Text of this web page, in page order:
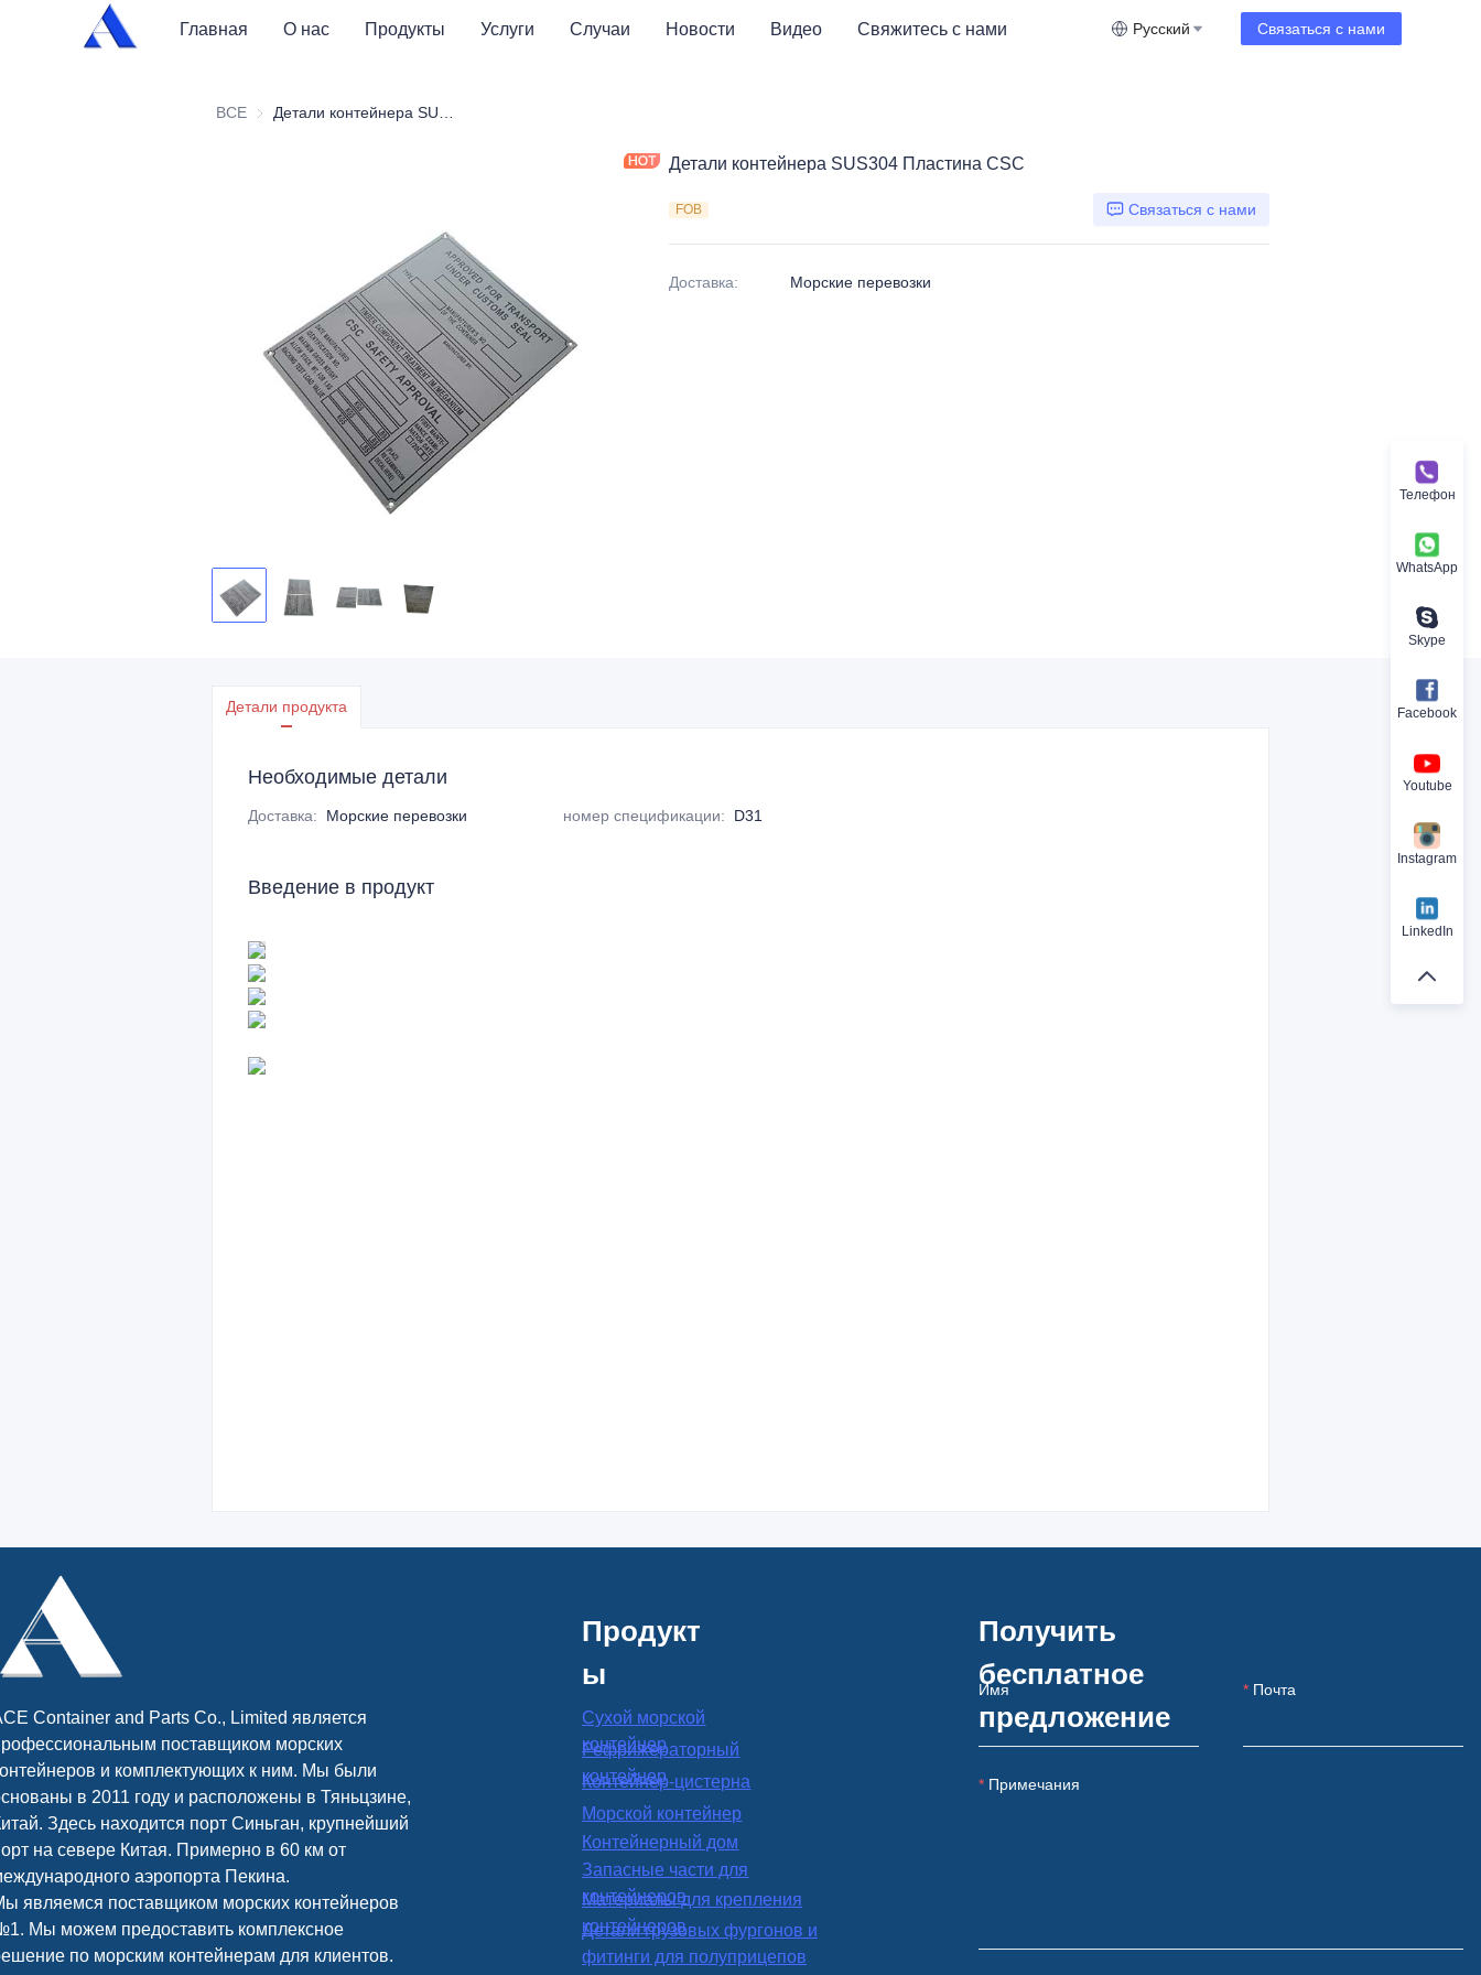
Главная О нас Продукты Услуги Случаи Новости Видео Свяжитесь с нами Русский Связаться с нами
ВСЕ
Детали контейнера SUS304 Пластина CSC
FOB Связаться с нами
Доставка: Морские перевозки
Детали продукта
Необходимые детали
Доставка: Морские перевозки номер спецификации: D31
Введение в продукт
Имя Почта
Примечания
Container and Parts Co., Limited является
поставщиком морских
и комплектующих к ним. Мы были
в 2011 году и расположены в Тяньцзине,
Здесь находится порт Синьган, крупнейший
на севере Китая. Примерно в 60 км от
аэропорта Пекина.
являемся поставщиком морских контейнеров
Мы можем предоставить комплексное
по морским контейнерам для клиентов.
Продукт
ы
Сухой морской
контейнер
Рефрижераторный
контейнер
Контейнер-цистерна
Морской контейнер
Контейнерный дом
Запасные части для
контейнеров
Материалы для крепления
контейнеров
Детали грузовых фургонов и
фитинги для полуприцепов
Получить
бесплатное
предложение
Телефон
WhatsApp
Skype
Facebook
Youtube
Instagram
LinkedIn